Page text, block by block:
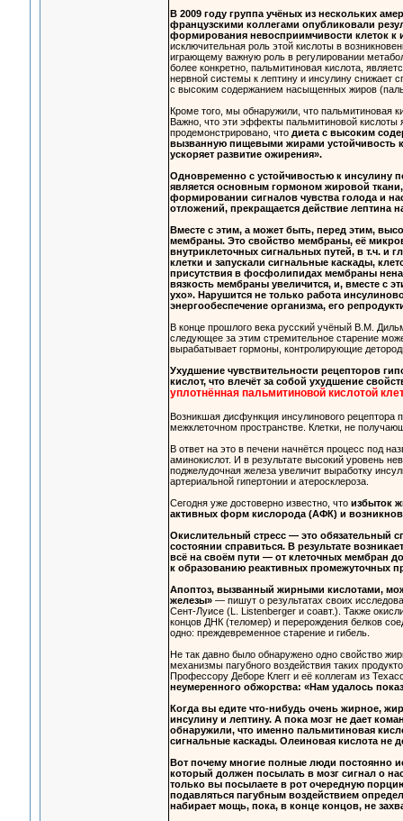
В 2009 году группа учёных из нескольких
французскими коллегами опубликовали
формирования невосприимчивости клеток
исключительная роль этой кислоты в
играющему важную роль в регулировании
более конкретно, пальмитиновая кислота,
нервной системы к лептину и инсулину снижает
с высоким содержанием насыщенных жиров
Кроме того, мы обнаружили, что пальмитиновая
Важно, что эти эффекты пальмитиновой кислоты
продемонстрировано, что диета с высоким
вызванную пищевыми жирами устойчивость
ускоряет развитие ожирения».
Одновременно с устойчивостью к инсулину
является основным гормоном жировой
формировании сигналов чувства голода и
отложений, прекращается действие лептина
Вместе с этим, а может быть, перед этим,
мембраны. Это свойство мембраны, её
внутриклеточных сигнальных путей, в т.ч. и
клетки и запускали сигнальные каскады,
присутствия в фосфолипидах мембраны
вязкость мембраны увеличится, и, вместе с
ухо». Нарушится не только работа
энергообеспечение организма, его
В конце прошлого века русский учёный В.М.
следующее за этим стремительное старение
вырабатывает гормоны, контролирующие
Ухудшение чувствительности рецепторов
кислот, что влечёт за собой ухудшение
уплотнённая пальмитиновой кислотой
Возникшая дисфункция инсулинового рецептора
межклеточном пространстве. Клетки, не
В ответ на это в печени начнётся процесс под
аминокислот. И в результате высокий уровень
поджелудочная железа увеличит выработку
артериальной гипертонии и атеросклероза.
Сегодня уже достоверно известно, что избыток
активных форм кислорода (АФК) и
Окислительный стресс — это обязательный
состоянии справиться. В результате
всё на своём пути — от клеточных мембран
к образованию реактивных промежуточных
Апоптоз, вызванный жирными кислотами,
железы»— пишут о результатах своих
Сент-Луисе (L. Listenberger и соавт.). Также
концов ДНК (теломер) и перерождения белков
одно: преждевременное старение и гибель.
Не так давно было обнаружено одно свойство
механизмы пагубного воздействия таких
Профессору Деборе Клегг и её коллегам из
неумеренного обжорства: «Нам удалось
Когда вы едите что-нибудь очень жирное,
инсулину и лептину. А пока мозг не дает
обнаружили, что именно пальмитиновая
сигнальные каскады. Олеиновая кислота не
Вот почему многие полные люди постоянно
который должен посылать в мозг сигнал о
только вы посылаете в рот очередную
подавляться пагубным воздействием
набирает мощь, пока, в конце концов, не